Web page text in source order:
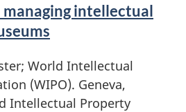
managing intellectual
World Intellectual
(WIPO). Geneva,
Intellectual Property